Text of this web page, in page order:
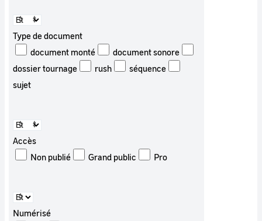
Type de document
document monté
document sonore
dossier tournage
rush
séquence
sujet
Accès
Non publié
Grand public Pro
Numérisé